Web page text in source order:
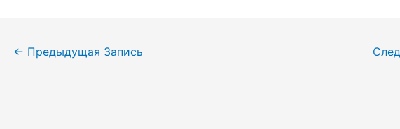
Навигация
← Предыдущая Запись